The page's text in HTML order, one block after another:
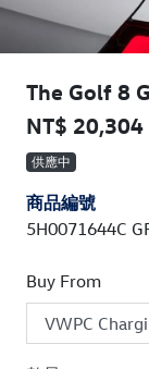
The Golf 8
NT$ 20,304
供應中
商品編號
5H0071644C
Buy From